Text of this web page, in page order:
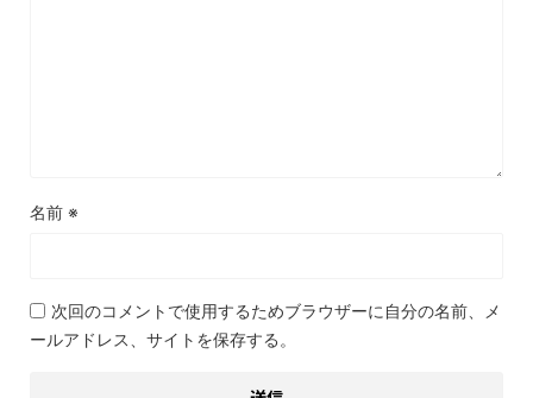
名前 ※
次回のコメントで使用するためブラウザーに自分の名前、メ
ールアドレス、サイトを保存する。